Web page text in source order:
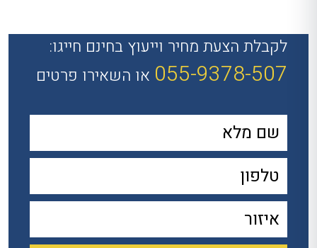
לקבלת הצעת מחיר וייעוץ בחינם חייגו:
055-9378-507 או השאירו פרטים